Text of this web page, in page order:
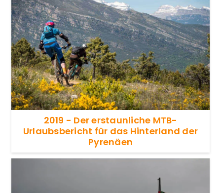
2019 - Der erstaunliche MTB-
Urlaubsbericht für das Hinterland der
Pyrenäen